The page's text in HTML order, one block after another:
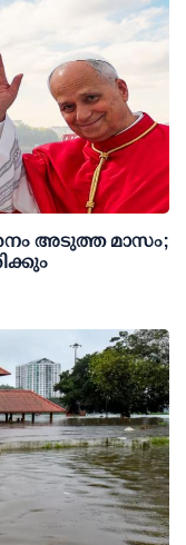
അടുത്ത മാസം;